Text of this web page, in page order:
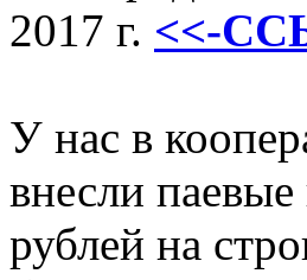
2017 г. <<-
У нас в
внесли
рублей на